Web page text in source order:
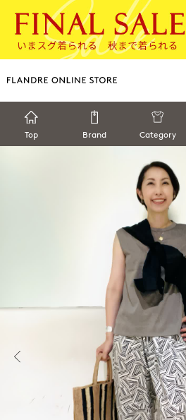
Top Brand Category